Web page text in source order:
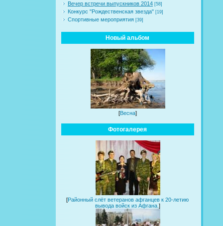
Вечер встречи выпускников 2014 [58]
Конкурс "Рождественская звезда" [19]
Спортивные мероприятия [39]
Новый альбом
[Весна]
Фотогалерея
[Районный слёт ветеранов афганцев к 20-летию
вывода войск из Афгана. ]